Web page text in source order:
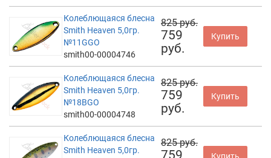
Колеблющаяся блесна
Smith Heaven 5,0гр.
№11GGO
smith00-00004746
825 руб.
759
руб.
Купить
Колеблющаяся блесна
Smith Heaven 5,0гр.
№18BGO
smith00-00004748
825 руб.
759
руб.
Купить
Колеблющаяся блесна
Smith Heaven 5,0гр.
825 руб.
759